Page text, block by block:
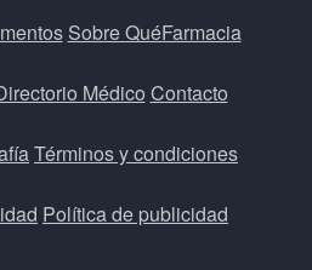
Sobre QuéFarmacia
Médico Contacto
Términos y condiciones
Política de publicidad